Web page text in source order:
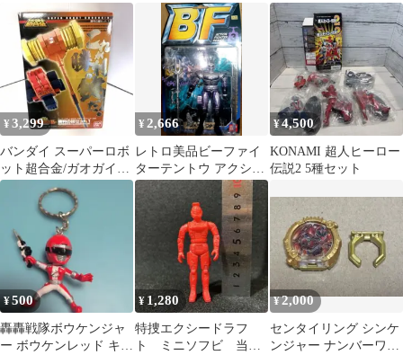
17センチ
約10cm～11cm
¥ 3,299
バンダイ スーパーロボ
ット超合金/ガオガイガ
ー 勝利の鍵セット1
¥ 2,666
レトロ美品ビーファイ
ターテントウ アクショ
ンファイターシリーズ
フィギュア
¥4,500
KONAMI 超人ヒーロー
伝説2 5種セット
¥500
轟轟戦隊ボウケンジャ
ー ボウケンレッド キー
¥ 1,280
特捜エクシードラフ
ト ミニソフビ 当時
¥2,000
センタイリング シンケ
ンジャー ナンバーワン